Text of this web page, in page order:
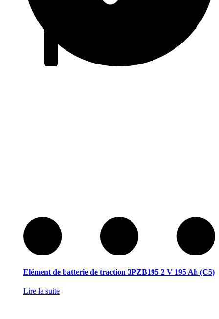
Elément de batterie de traction 3PZB195 2 V 195 Ah (C5)
Lire la suite